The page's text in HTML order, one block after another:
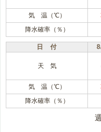
気 温（℃）
降水確率（％）
日 付
天 気
気 温（℃）
降水確率（％）